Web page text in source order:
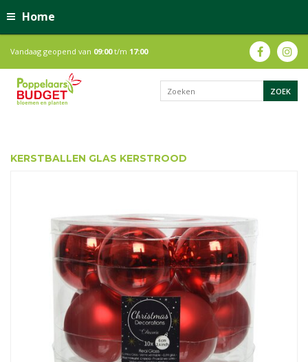
Home
Vandaag geopend van 09:00t/m 17:00
KERSTBALLEN GLAS KERSTROOD